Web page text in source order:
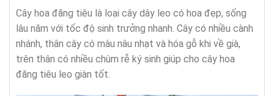
Cây hoa đăng tiêu là loại cây dây leo có hoa đẹp, sống
lâu năm với tốc độ sinh trưởng nhanh. Cây có nhiều cành
nhánh, thân cây có màu nâu nhạt và hóa gỗ khi về già,
trên thân có nhiều chùm rễ ký sinh giúp cho cây hoa
đăng tiêu leo giàn tốt.